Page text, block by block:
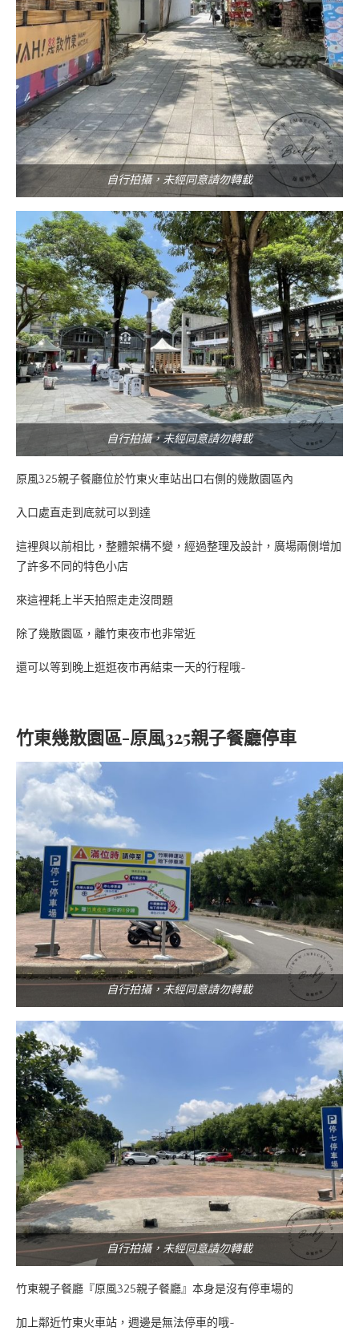
自行拍攝，未經同意請勿轉載
自行拍攝，未經同意請勿轉載
原風325親子餐廳位於竹東火車站出口右側的幾散園區內
入口處直走到底就可以到達
這裡與以前相比，整體架構不變，經過整理及設計，廣場兩側增加
了許多不同的特色小店
來這裡耗上半天拍照走走沒問題
除了幾散園區，離竹東夜市也非常近
還可以等到晚上逛逛夜市再結束一天的行程哦~
竹東幾散園區-原風325親子餐廳停車
自行拍攝，未經同意請勿轉載
自行拍攝，未經同意請勿轉載
竹東親子餐廳『原風325親子餐廳』本身是沒有停車場的
加上鄰近竹東火車站，週邊是無法停車的哦~